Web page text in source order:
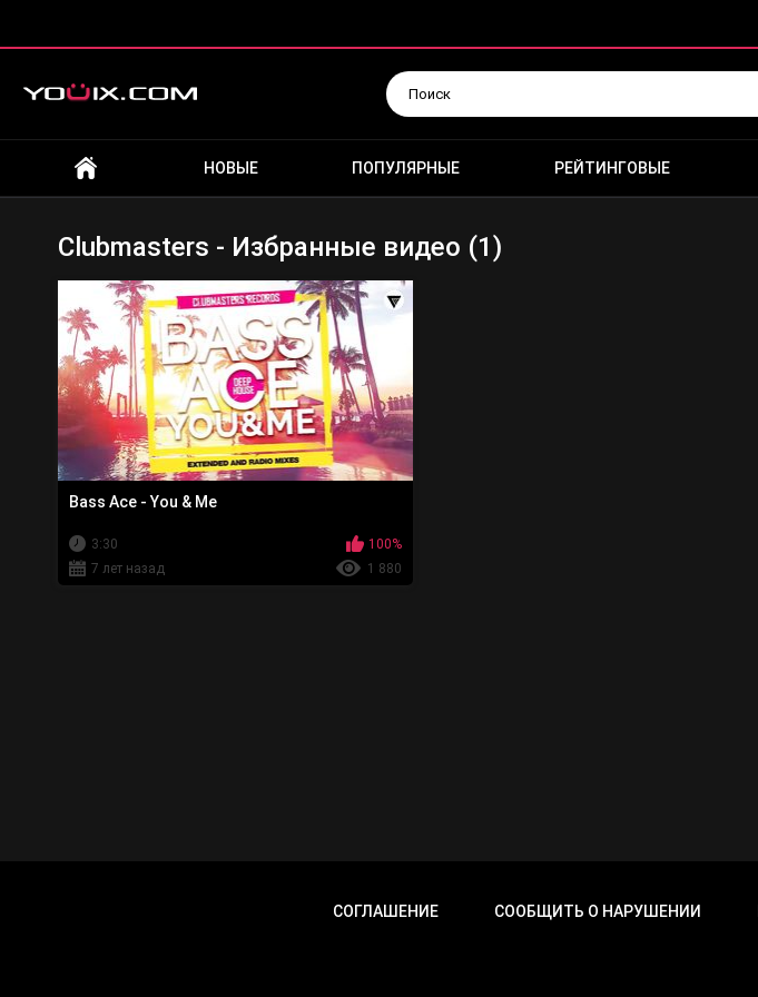
НОВЫЕ ПОПУЛЯРНЫЕ РЕЙТИНГОВЫЕ
Clubmasters - Избранные видео (1)
Bass Ace - You & Me
3:30
100%
7 лет назад
1 880
СОГЛАШЕНИЕ СООБЩИТЬ О НАРУШЕНИИ